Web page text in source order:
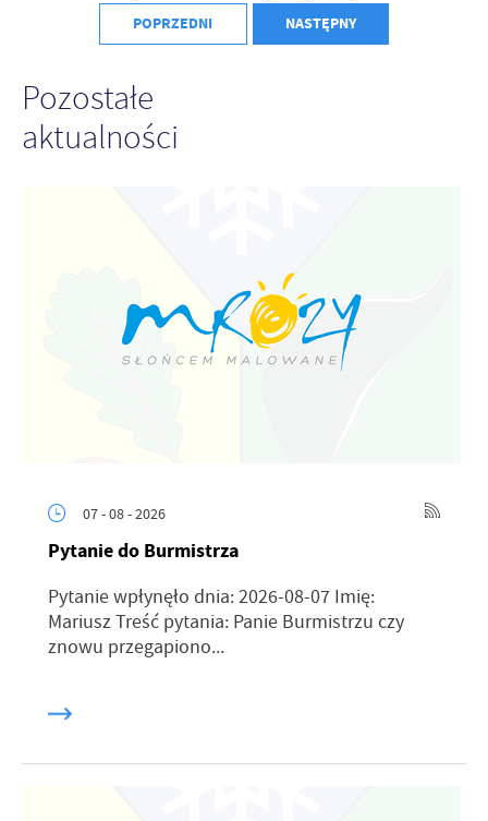
POPRZEDNI NASTĘPNY
Pozostałe
aktualności
07 - 08 - 2026
Pytanie do Burmistrza
Pytanie wpłynęło dnia: 2026-08-07 Imię:
Mariusz Treść pytania: Panie Burmistrzu czy
znowu przegapiono...